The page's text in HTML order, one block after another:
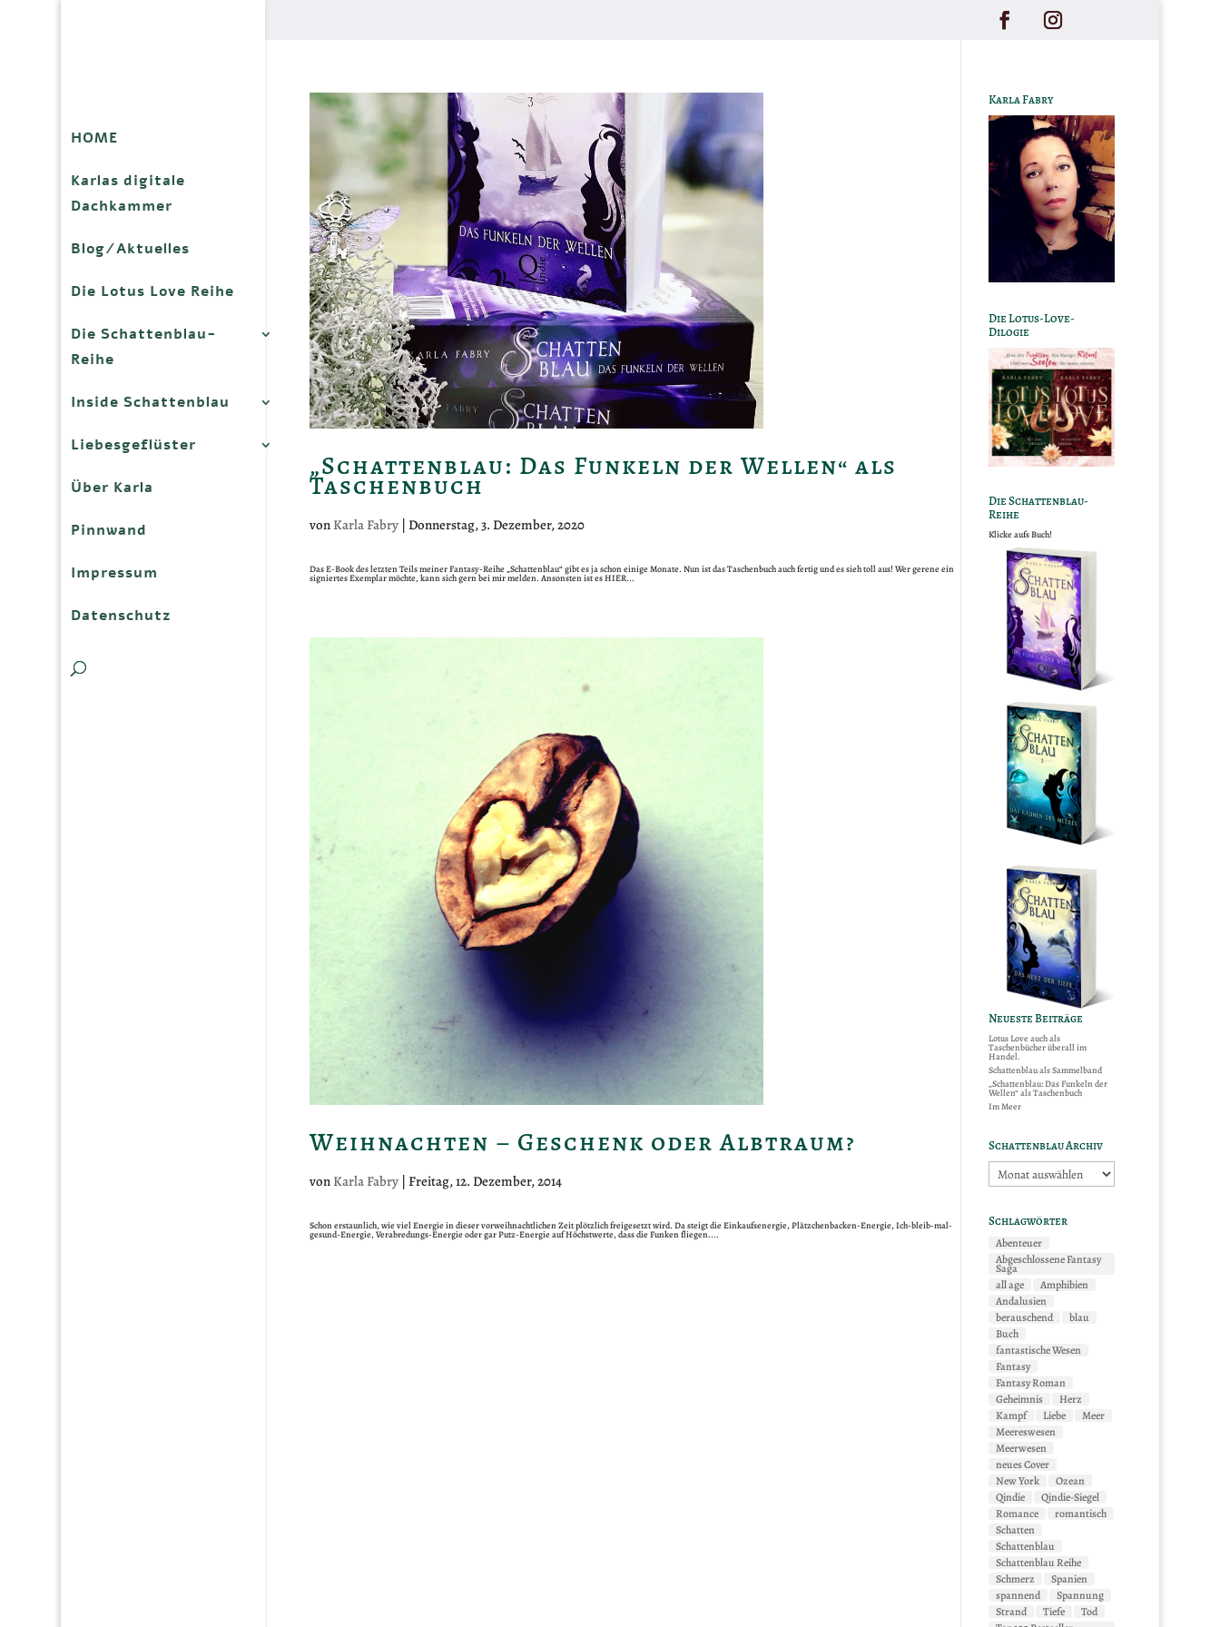
HOME
Karlas digitale
Dachkammer
Blog/Aktuelles
Die Lotus Love Reihe
Die Schattenblau-
Reihe
Inside Schattenblau
Liebesgeflüster
Über Karla
Pinnwand
Impressum
Datenschutz
„Schattenblau: Das Funkeln der Wellen“ als
Taschenbuch
vonKarla Fabry |Donnerstag, 3. Dezember, 2020
Das E-Book des letzten Teils meiner Fantasy-Reihe „Schattenblau“ gibt es ja schon einige Monate. Nun ist das Taschenbuch auch fertig und es sieh toll aus! Wer gerene ein
signiertes Exemplar möchte, kann sich gern bei mir melden. Ansonsten ist es HIER...
Weihnachten – Geschenk oder Albtraum?
vonKarla Fabry |Freitag, 12. Dezember, 2014
Schon erstaunlich, wie viel Energie in dieser vorweihnachtlichen Zeit plötzlich freigesetzt wird. Da steigt die Einkaufsenergie, Plätzchenbacken-Energie, Ich-bleib-mal-
gesund-Energie, Verabredungs-Energie oder gar Putz-Energie auf Höchstwerte, dass die Funken fliegen....
Karla Fabry
Die Lotus-Love-
Dilogie
Die Schattenblau-
Reihe
Klicke aufs Buch!
Neueste Beiträge
Lotus Love auch als
Taschenbücher überall im
Handel.
Schattenblau als Sammelband
„Schattenblau: Das Funkeln der
Wellen“ als Taschenbuch
Im Meer
Schattenblau Archiv
Schattenblau
Archiv
Schlagwörter
Abenteuer
Abgeschlossene Fantasy
Saga
all age
Amphibien
Andalusien
berauschend
blau
Buch
fantastische Wesen
Fantasy
Fantasy Roman
Geheimnis
Herz
Kampf
Liebe
Meer
Meereswesen
Meerwesen
neues Cover
New York
Ozean
Qindie
Qindie-Siegel
Romance
romantisch
Schatten
Schattenblau
Schattenblau Reihe
Schmerz
Spanien
spannend
Spannung
Strand
Tiefe
Tod